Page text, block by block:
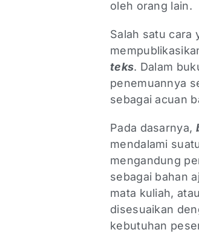
oleh orang lain.
Salah satu cara
teks. Dalam
penemuannya
sebagai acuan
Pada dasarnya,
mendalami
mengandung
sebagai bahan
mata kuliah,
disesuaikan
kebutuhan